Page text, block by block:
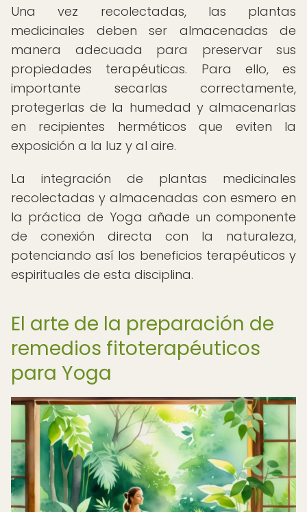
Una vez recolectadas, las plantas
medicinales deben ser almacenadas de
manera adecuada para preservar sus
propiedades terapéuticas. Para ello, es
importante secarlas correctamente,
protegerlas de la humedad y almacenarlas
en recipientes herméticos que eviten la
exposición a la luz y al aire.
La integración de plantas medicinales
recolectadas y almacenadas con esmero en
la práctica de Yoga añade un componente
de conexión directa con la naturaleza,
potenciando así los beneficios terapéuticos y
espirituales de esta disciplina.
El arte de la preparación de
remedios fitoterapéuticos
para Yoga